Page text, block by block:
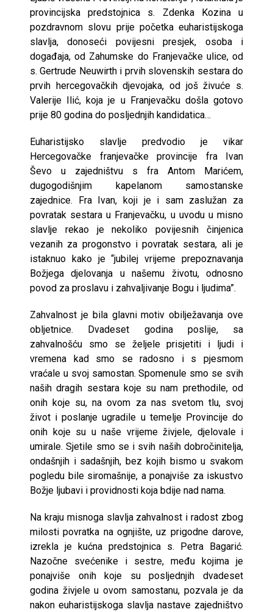
provincijska predstojnica s. Zdenka Kozina u
pozdravnom slovu prije početka euharistijskoga
slavlja, donoseći povijesni presjek, osoba i
događaja, od Zahumske do Franjevačke ulice, od
s. Gertrude Neuwirth i prvih slovenskih sestara do
prvih hercegovačkih djevojaka, od još živuće s.
Valerije Ilić, koja je u Franjevačku došla gotovo
prije 80 godina do posljednjih kandidatica…
Euharistijsko slavlje predvodio je vikar
Hercegovačke franjevačke provincije fra Ivan
Ševo u zajedništvu s fra Antom Marićem,
dugogodišnjim kapelanom samostanske
zajednice. Fra Ivan, koji je i sam zaslužan za
povratak sestara u Franjevačku, u uvodu u misno
slavlje rekao je nekoliko povijesnih činjenica
vezanih za progonstvo i povratak sestara, ali je
istaknuo kako je “jubilej vrijeme prepoznavanja
Božjega djelovanja u našemu životu, odnosno
povod za proslavu i zahvaljivanje Bogu i ljudima”.
Zahvalnost je bila glavni motiv obilježavanja ove
obljetnice. Dvadeset godina poslije, sa
zahvalnošću smo se željele prisjetiti i ljudi i
vremena kad smo se radosno i s pjesmom
vraćale u svoj samostan. Spomenule smo se svih
naših dragih sestara koje su nam prethodile, od
onih koje su, na ovom za nas svetom tlu, svoj
život i poslanje ugradile u temelje Provincije do
onih koje su u naše vrijeme živjele, djelovale i
umirale. Sjetile smo se i svih naših dobročinitelja,
ondašnjih i sadašnjih, bez kojih bismo u svakom
pogledu bile siromašnije, a ponajviše za iskustvo
Božje ljubavi i providnosti koja bdije nad nama.
Na kraju misnoga slavlja zahvalnost i radost zbog
milosti povratka na ognjište, uz prigodne darove,
izrekla je kućna predstojnica s. Petra Bagarić.
Nazočne svećenike i sestre, među kojima je
ponajviše onih koje su posljednjih dvadeset
godina živjele u ovom samostanu, pozvala je da
nakon euharistijskoga slavlja nastave zajedništvo